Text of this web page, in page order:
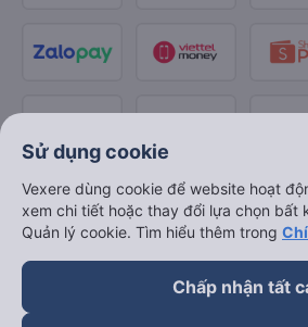
Sử dụng cookie
Vexere dùng cookie để website hoạt
xem chi tiết hoặc thay đổi lựa chọn bất
Quản lý cookie. Tìm hiểu thêm trong
Chấp nhận tất